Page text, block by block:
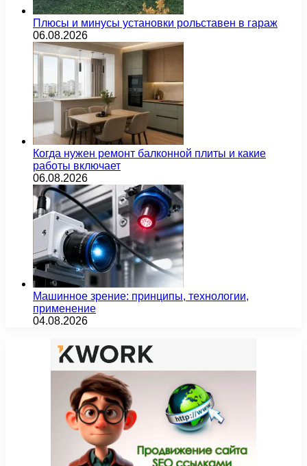
Плюсы и минусы установки рольставен в гараж
06.08.2026
Когда нужен ремонт балконной плиты и какие
работы включает
06.08.2026
Машинное зрение: принципы, технологии,
применение
04.08.2026